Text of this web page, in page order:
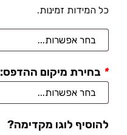
כל המידות זמינות.
בחירת מיקום ההדפס: *
להוסיף לוגו מקדימה?